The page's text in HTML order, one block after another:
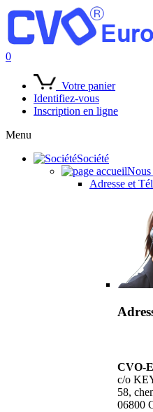
0
Votre panier
Identifiez-vous
Inscription en ligne
Menu
Société
Nous
Adresse et
CVO-
c/o
58,
06800